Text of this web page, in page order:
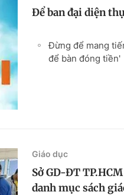
Để ban đại diện
Đừng để mang
để bàn đóng tiền'
Giáo dục
Sở GD-ĐT
danh mục sách